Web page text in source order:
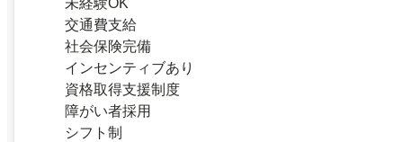
未経験OK
交通費支給
社会保険完備
インセンティブあり
資格取得支援制度
障がい者採用
シフト制